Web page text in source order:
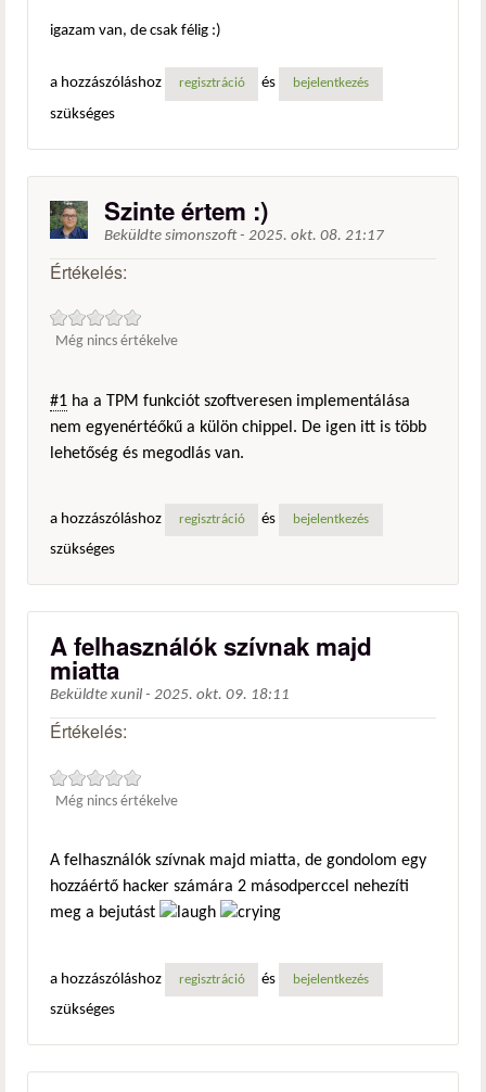
igazam van, de csak félig :)
a hozzászóláshoz regisztráció és bejelentkezés
szükséges
Szinte értem :)
Beküldte simonszoft- 2025. okt. 08. 21:17
Értékelés:
Még nincs értékelve
#1 ha a TPM funkciót szoftveresen implementálása
nem egyenértéőkű a külön chippel. De igen itt is több
lehetőség és megodlás van.
a hozzászóláshoz regisztráció és bejelentkezés
szükséges
A felhasználók szívnak majd
miatta
Beküldte xunil - 2025. okt. 09. 18:11
Értékelés:
Még nincs értékelve
A felhasználók szívnak majd miatta, de gondolom egy
hozzáértő hacker számára 2 másodperccel nehezíti
meg a bejutást
a hozzászóláshoz regisztráció és bejelentkezés
szükséges